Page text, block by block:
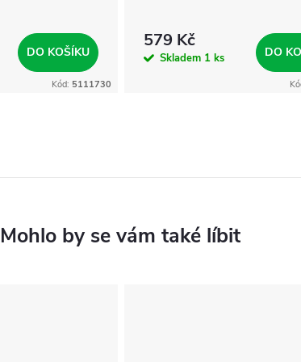
DO KOŠÍKU
Kód: 5111730
579 Kč
Skladem 1 ks DO